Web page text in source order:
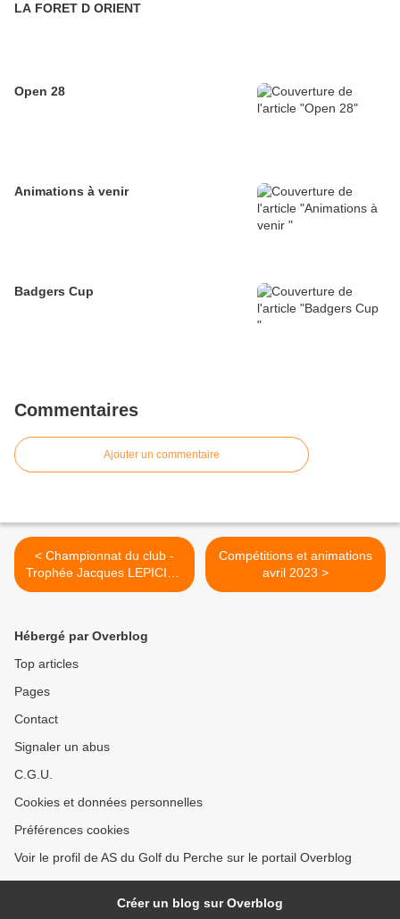
LA FORET D ORIENT
Open 28
Animations à venir
Badgers Cup
Commentaires
Ajouter un commentaire
< Championnat du club -
Trophée Jacques LEPICIER
2023
Compétitions et animations
avril 2023 >
Hébergé par Overblog
Top articles
Pages
Contact
Signaler un abus
C.G.U.
Cookies et données personnelles
Préférences cookies
Voir le profil de AS du Golf du Perche sur le portail Overblog
Créer un blog sur Overblog